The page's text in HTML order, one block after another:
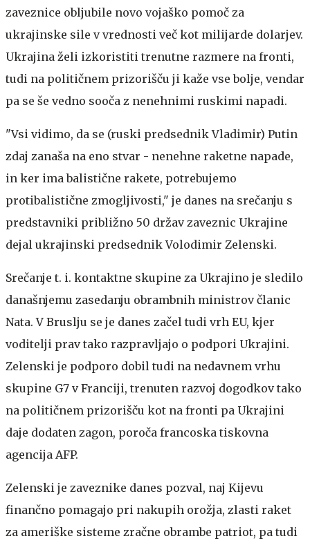
zaveznice obljubile novo vojaško pomoč za
ukrajinske sile v vrednosti več kot milijarde dolarjev.
Ukrajina želi izkoristiti trenutne razmere na fronti,
tudi na političnem prizorišču ji kaže vse bolje, vendar
pa se še vedno sooča z nenehnimi ruskimi napadi.
"Vsi vidimo, da se (ruski predsednik Vladimir) Putin
zdaj zanaša na eno stvar - nenehne raketne napade,
in ker ima balistične rakete, potrebujemo
protibalistične zmogljivosti," je danes na srečanju s
predstavniki približno 50 držav zaveznic Ukrajine
dejal ukrajinski predsednik Volodimir Zelenski.
Srečanje t. i. kontaktne skupine za Ukrajino je sledilo
današnjemu zasedanju obrambnih ministrov članic
Nata. V Bruslju se je danes začel tudi vrh EU, kjer
voditelji prav tako razpravljajo o podpori Ukrajini.
Zelenski je podporo dobil tudi na nedavnem vrhu
skupine G7 v Franciji, trenuten razvoj dogodkov tako
na političnem prizorišču kot na fronti pa Ukrajini
daje dodaten zagon, poroča francoska tiskovna
agencija AFP.
Zelenski je zaveznike danes pozval, naj Kijevu
finančno pomagajo pri nakupih orožja, zlasti raket
za ameriške sisteme zračne obrambe patriot, pa tudi